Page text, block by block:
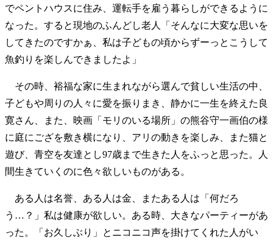
でペントハウスに住み、運転手を雇う暮らしができるように
なった。すると現地のふんどし老人「そんなに大変な思いを
してきたのですかぁ、私は子どもの頃からずーっとこうして
魚釣りを楽しんできましたよ」
その時、裕福な家に生まれながら選んで貧しい生活の中、
子どもや周りの人々に愛を振りまき、静かに一生を終えた良
寛さん、また、映画「モリのいる場所」の熊谷守一画伯の様
に庭にござを敷き横になり、アリの動きを楽しみ、また猫と
遊び、青空を友達とし97歳まで生きた人をふっと思った。人
間生きていくのに色々欲しいものがある。
ある人は名誉、ある人は金、またある人は「何だろ
う…？」私は健康が欲しい。ある時、大きなパーティーがあ
った。「お久しぶり」とニコニコ声を掛けてくれた人がい